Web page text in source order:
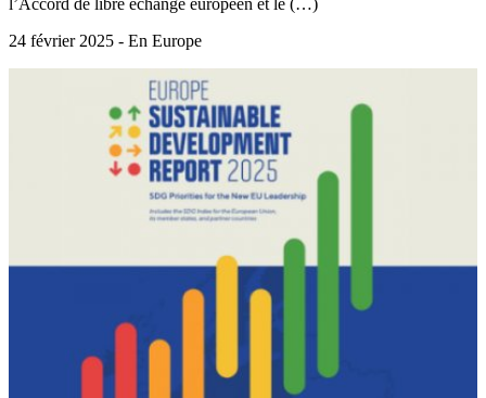
l’Accord de libre échange européen et le (…)
24 février 2025 - En Europe